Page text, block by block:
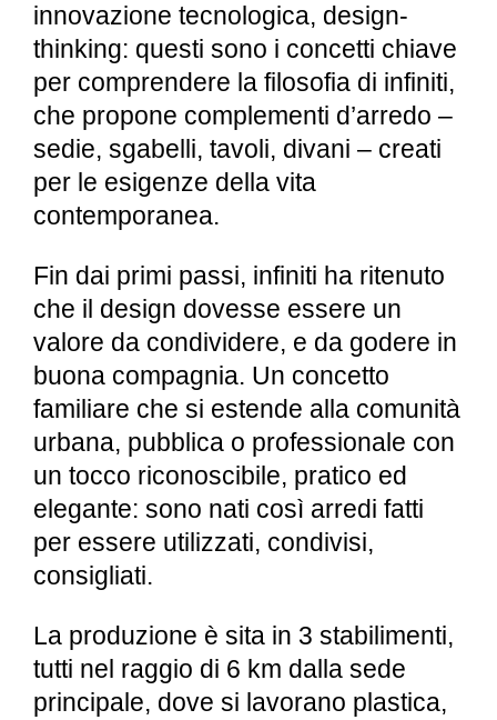
innovazione tecnologica, design-
thinking: questi sono i concetti chiave
per comprendere la filosofia di infiniti,
che propone complementi d’arredo –
sedie, sgabelli, tavoli, divani – creati
per le esigenze della vita
contemporanea.
Fin dai primi passi, infiniti ha ritenuto
che il design dovesse essere un
valore da condividere, e da godere in
buona compagnia. Un concetto
familiare che si estende alla comunità
urbana, pubblica o professionale con
un tocco riconoscibile, pratico ed
elegante: sono nati così arredi fatti
per essere utilizzati, condivisi,
consigliati.
La produzione è sita in 3 stabilimenti,
tutti nel raggio di 6 km dalla sede
principale, dove si lavorano plastica,